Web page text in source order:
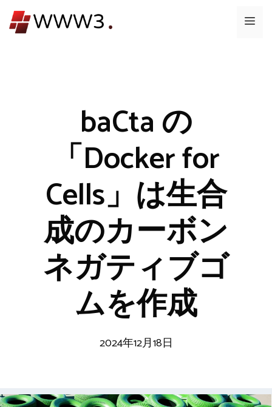
ン
メ
baCta の
「Docker for
Cells」は生合
成のカーボン
ネガティブゴ
ムを作成
2024年12月18日